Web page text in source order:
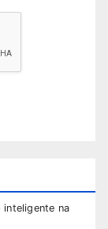
inteligente na